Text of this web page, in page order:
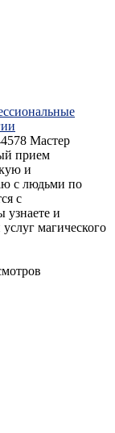
Мастер
прием
и
с людьми по
с
и
магического